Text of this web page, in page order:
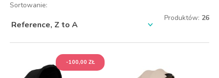
Sortowanie:
Produktów: 26
-100,00 ZŁ
-100,00 ZŁ